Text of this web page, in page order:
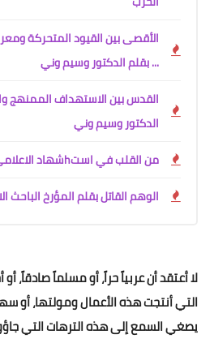
الأقصى بين القيود المتحركة
... بقلم الدكتور وسيم وني
القدس بين الاستهداف الممنهج
الدكتور وسيم وني
من القلب في استhشهاد الاعلامي المسعف احمد حريري
الوهم القاتل بقلم المؤرخ الباحث
لا أعتقد أن عربياً حراً، أو مسلماً صادقاً،
التي أنتجت هذه الأعمال ومولتها،
يصغي السمع إلى هذه الترهات التي